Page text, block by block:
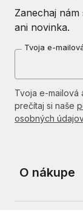
Zanechaj
ani novinka.
Tvoja e-
Tvoja e-mailová
prečítaj si naše
osobných
O nákupe